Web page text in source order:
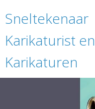
Sneltekenaar
Karikaturist en
Karikaturen